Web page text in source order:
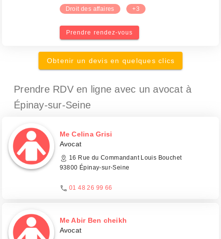
Droit des affaires +3
Prendre rendez-vous
Obtenir un devis en quelques clics
Prendre RDV en ligne avec un avocat à
Épinay-sur-Seine
Me Celina Grisi
Avocat
16 Rue du Commandant Louis Bouchet
93800 Épinay-sur-Seine
01 48 26 99 66
Me Abir Ben cheikh
Avocat